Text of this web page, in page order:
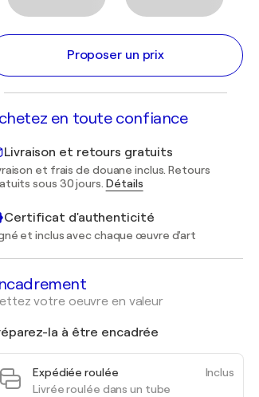
Proposer un prix
en toute confiance
Livraison et retours gratuits
et frais de douane inclus. Retours
sous 30 jours. Détails
Certificat d'authenticité
et inclus avec chaque œuvre d'art
votre oeuvre en valeur
la à être encadrée
Inclus
Expédiée roulée
Livrée roulée dans un tube